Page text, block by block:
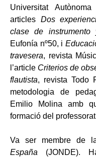
Universitat
articles Dos
clase de instrumento
Eufonía nº50, i
travesera, revista
l’article Criterios de
flautista, revista Todo
metodologia de
Emilio Molina amb
formació del
Va ser membre de
España (JONDE).